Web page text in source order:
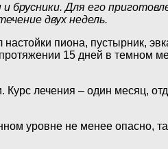
Для его
двух недель.
пиона, пустырник,
15 дней в темном
лечения – один месяц,
уровне не менее опасно,